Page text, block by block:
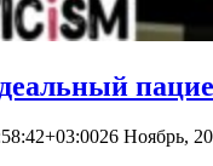
26 Ноябрь,